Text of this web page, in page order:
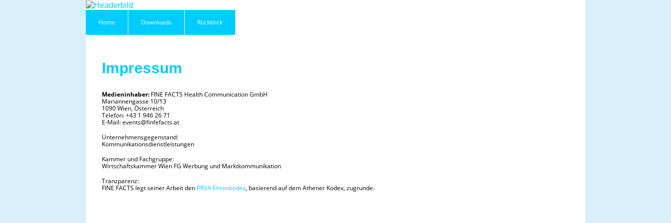
Home Downloads Rückblick
Impressum
Medieninhaber: FINE FACTS Health Communication GmbH
Mariannengasse 10/13
1090 Wien, Österreich
Telefon: +43 1 946 26 71
E-Mail: events@finfefacts.at
Unternehmensgegenstand:
Kommunikationsdienstleistungen
Kammer und Fachgruppe:
Wirtschaftskammer Wien FG Werbung und Marktkommunikation
Tranzparenz:
FINE FACTS legt seiner Arbeit den PRVA Ehrenkodex, basierend auf dem Athener Kodex, zugrunde.